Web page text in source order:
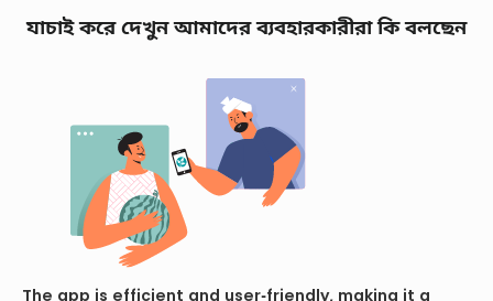
যাচাই করে দেখুন আমাদের ব্যবহারকারীরা কি বলছেন
The app is efficient and user-friendly, making it a